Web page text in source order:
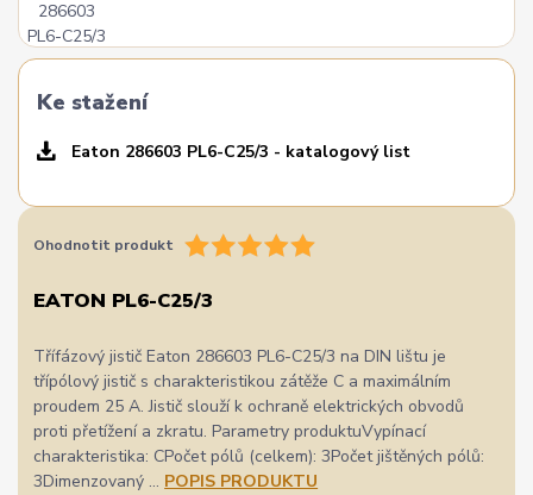
Ke stažení
Eaton 286603 PL6-C25/3 - katalogový list
Ohodnotit produkt
EATON PL6-C25/3
Třífázový jistič Eaton 286603 PL6-C25/3 na DIN lištu je
třípólový jistič s charakteristikou zátěže C a maximálním
proudem 25 A. Jistič slouží k ochraně elektrických obvodů
proti přetížení a zkratu. Parametry produktuVypínací
charakteristika: CPočet pólů (celkem): 3Počet jištěných pólů:
3Dimenzovaný ... POPIS PRODUKTU